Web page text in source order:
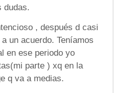
dudas.
, después d casi
un acuerdo. Teníamos
en ese periodo yo
parte ) xq en la
q va a medias.